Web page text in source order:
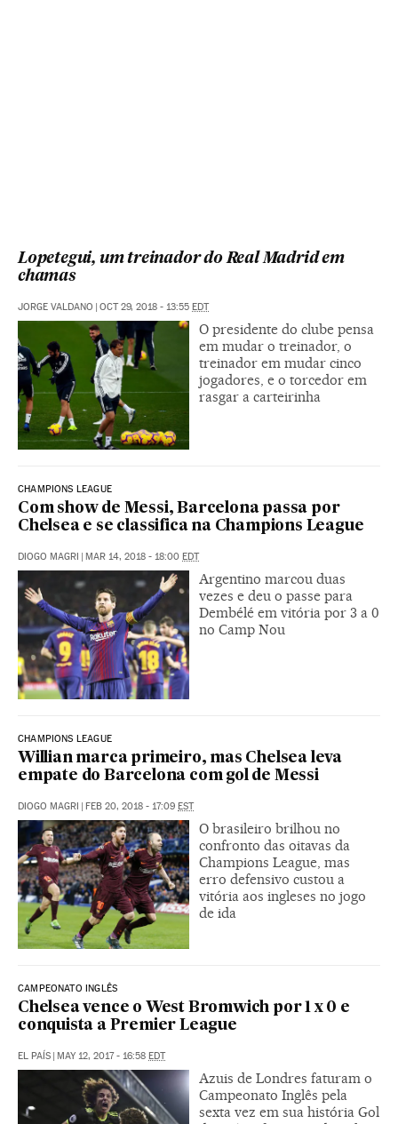
Lopetegui, um treinador do Real Madrid em
chamas
JORGE VALDANO OCT 29, 2018 - 13:55 EDT
O presidente do clube pensa
em mudar o treinador, o
treinador em mudar cinco
jogadores, e o torcedor em
rasgar a carteirinha
CHAMPIONS LEAGUE
Com show de Messi, Barcelona passa por
Chelsea e se classifica na Champions League
DIOGO MAGRI MAR 14, 2018 - 18:00 EDT
Argentino marcou duas
vezes e deu o passe para
Dembélé em vitória por 3 a 0
no Camp Nou
CHAMPIONS LEAGUE
Willian marca primeiro, mas Chelsea leva
empate do Barcelona com gol de Messi
DIOGO MAGRI FEB 20, 2018 - 17:09 EST
O brasileiro brilhou no
confronto das oitavas da
Champions League, mas
erro defensivo custou a
vitória aos ingleses no jogo
de ida
CAMPEONATO INGLÊS
Chelsea vence o West Bromwich por 1 x 0 e
conquista a Premier League
EL PAÍS | MAY 12, 2017 - 16:58 EDT
Azuis de Londres faturam o
Campeonato Inglês pela
sexta vez em sua história Gol